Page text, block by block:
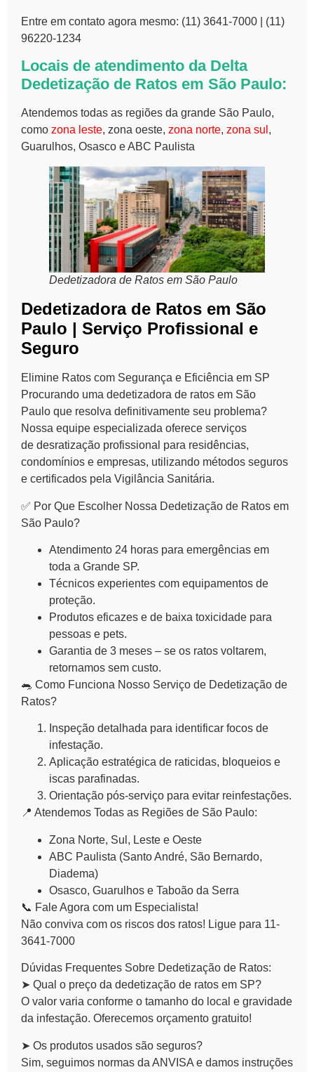
Entre em contato agora mesmo: (11) 3641-7000 |
(11)
96220-1234
Locais de atendimento da Delta
Dedetização de Ratos em São Paulo:
Atendemos todas as regiões da grande São Paulo,
como zona leste, zona oeste, zona norte, zona sul ,
Guarulhos, Osasco e ABC Paulista
Dedetizadora de Ratos em São Paulo
Dedetizadora de Ratos em São
Paulo | Serviço Profissional e
Seguro
Elimine Ratos com Segurança e Eficiência em SP
Procurando uma dedetizadora de ratos em São
Paulo que resolva definitivamente seu problema?
Nossa equipe especializada oferece serviços
de desratização profissional para residências,
condomínios e empresas, utilizando métodos seguros
e certificados pela Vigilância Sanitária.
✅ Por Que Escolher Nossa Dedetização de Ratos em
São Paulo?
Atendimento 24 horas para emergências em
toda a Grande SP.
Técnicos experientes com equipamentos de
proteção.
Produtos eficazes e de baixa toxicidade para
pessoas e pets.
Garantia de 3 meses – se os ratos voltarem,
retornamos sem custo.
🐀 Como Funciona Nosso Serviço de Dedetização de
Ratos?
Inspeção detalhada para identificar focos de
infestação.
Aplicação estratégica de raticidas, bloqueios e
iscas parafinadas.
Orientação pós-serviço para evitar reinfestações.
📍 Atendemos Todas as Regiões de São Paulo:
Zona Norte, Sul, Leste e Oeste
ABC Paulista (Santo André, São Bernardo,
Diadema)
Osasco, Guarulhos e Taboão da Serra
📞 Fale Agora com um Especialista!
Não conviva com os riscos dos ratos! Ligue para 11-
3641-7000
Dúvidas Frequentes Sobre Dedetização de Ratos:
➤ Qual o preço da dedetização de ratos em SP?
O valor varia conforme o tamanho do local e gravidade
da infestação. Oferecemos orçamento gratuito!
➤ Os produtos usados são seguros?
Sim, seguimos normas da ANVISA e damos instruções